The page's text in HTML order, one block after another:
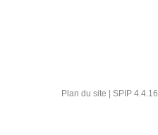
Plan du site SPIP 4.4.16